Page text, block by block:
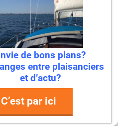
préférences
Traitement de vos données
personnelles
? Larguez les
vertigineuses qui
turquoise, des ports
de bons plans?
entre plaisanciers
et d’actu?
C’est par ici